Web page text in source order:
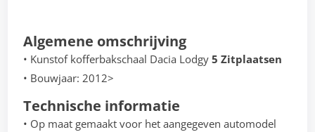
Algemene omschrijving
• Kunstof kofferbakschaal Dacia Lodgy5 Zitplaatsen
• Bouwjaar: 2012>
Technische informatie
• Op maat gemaakt voor het aangegeven automodel